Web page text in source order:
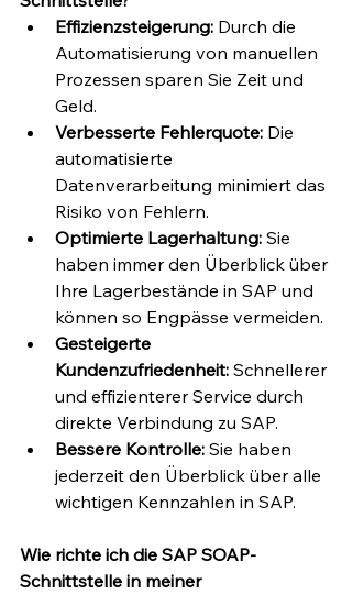
Effizienzsteigerung: Durch die
Automatisierung von manuellen
Prozessen sparen Sie Zeit und
Geld.
Verbesserte Fehlerquote: Die
automatisierte
Datenverarbeitung minimiert das
Risiko von Fehlern.
Optimierte Lagerhaltung: Sie
haben immer den Überblick über
Ihre Lagerbestände in SAP und
können so Engpässe vermeiden.
Gesteigerte
Kundenzufriedenheit: Schnellerer
und effizienterer Service durch
direkte Verbindung zu SAP.
Bessere Kontrolle: Sie haben
jederzeit den Überblick über alle
wichtigen Kennzahlen in SAP.
Wie richte ich die SAP SOAP-
Schnittstelle in meiner